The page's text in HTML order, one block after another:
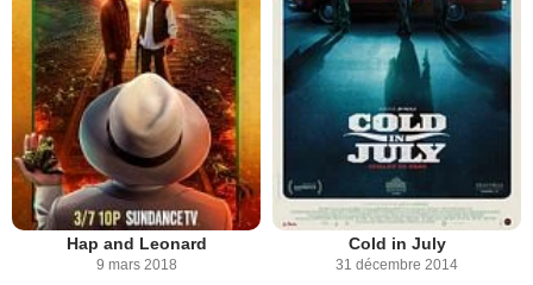
Hap and Leonard
9 mars 2018
Cold in July
31 décembre 2014